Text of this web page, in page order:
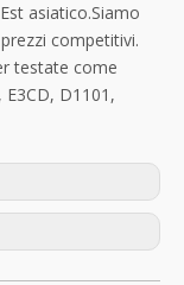
asiatico.Siamo
competitivi.
testate come
D1101,